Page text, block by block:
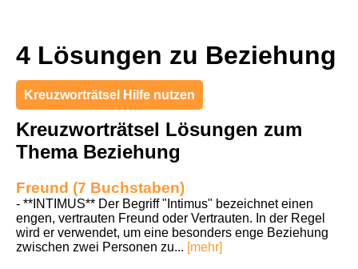
4 Lösungen zu Beziehung
Kreuzworträtsel Hilfe nutzen
Kreuzworträtsel Lösungen zum
Thema Beziehung
Freund (7 Buchstaben)
- **INTIMUS** Der Begriff "Intimus" bezeichnet einen
engen, vertrauten Freund oder Vertrauten. In der Regel
wird er verwendet, um eine besonders enge Beziehung
zwischen zwei Personen zu... [mehr]